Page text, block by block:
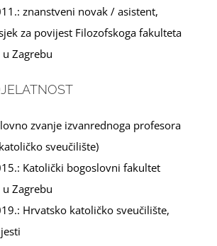
znanstveni novak / asistent,
za povijest Filozofskoga fakulteta
Zagrebu
zvanje izvanrednoga profesora
sveučilište)
Katolički bogoslovni fakultet
Zagrebu
Hrvatsko katoličko sveučilište,